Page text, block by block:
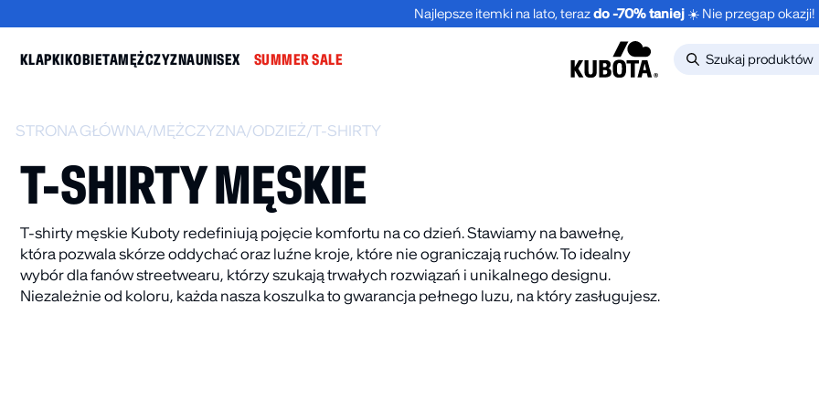
Najlepsze itemki na lato, terazdo -70% taniej ☀️ Nie przegap okazji!
KLAPKIKOBIETAMĘŻCZYZNAUNISEX SUMMER SALE
BESTSELLER DO -30%
KLAPKI PLAIN
BESTSELLER -30%
KLAPKI BASIC
NOWOŚĆ
LONGSLEEVE
STRONA GŁÓWNA/MĘŻCZYZNA/ODZIEŻ/T-SHIRTY
T-SHIRTY MĘSKIE
T-shirty męskie Kuboty redefiniują pojęcie komfortu na co dzień. Stawiamy na bawełnę,
która pozwala skórze oddychać oraz luźne kroje, które nie ograniczają ruchów. To idealny
wybór dla fanów streetwearu, którzy szukają trwałych rozwiązań i unikalnego designu.
Niezależnie od koloru, każda nasza koszulka to gwarancja pełnego luzu, na który zasługujesz.